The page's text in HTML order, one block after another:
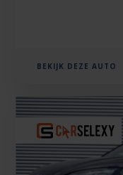
BEKIJK DEZE AUTO